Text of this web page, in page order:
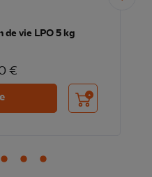
de vie LPO 5 kg
€
Ajouter au panier